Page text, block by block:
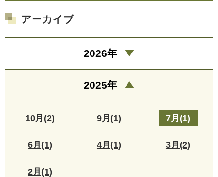
アーカイブ
2026年
2025年
10月(2) 9月(1) 7月(1)
6月(1) 4月(1) 3月(2)
2月(1)